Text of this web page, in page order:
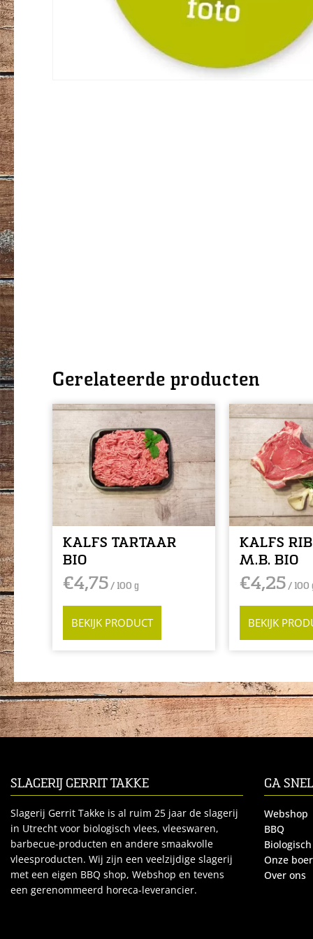
Gerelateerde producten
KALFS TARTAAR
BIO
€4,75/ 100 g
BEKIJK PRODUCT
KALFS
M.B. BIO
€4,25/ 100
BEKIJK
SLAGERIJ GERRIT TAKKE
Slagerij Gerrit Takke is al ruim 25 jaar de slagerij
in Utrecht voor biologisch vlees, vleeswaren,
barbecue-producten en andere smaakvolle
vleesproducten. Wij zijn een veelzijdige slagerij
met een eigen BBQ shop, Webshop en tevens
een gerenommeerd horeca-leverancier.
GA
Webshop
BBQ
Onze
Over ons